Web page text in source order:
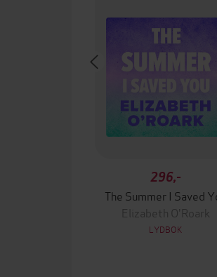
296,-
The Summer I Saved
Elizabeth O'Roark
LYDBOK